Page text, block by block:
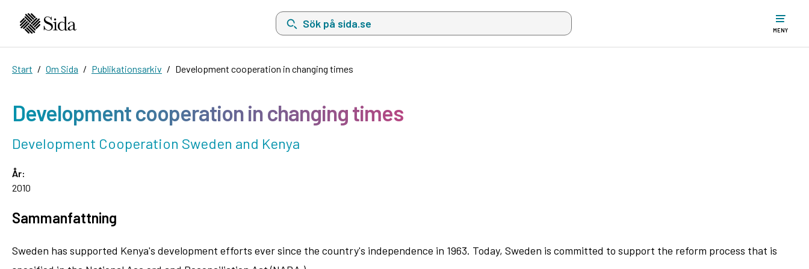
Sök på sida.se, sökförslag kommer att visas i en lista under sökfältet när mer än två tecken har angivits. Piltangenterna uppåt och
MENY
Start Om Sida Publikationsarkiv Development cooperation in changing times
Development cooperation in changing times
Development Cooperation Sweden and Kenya
År:
2010
Sammanfattning
Sweden has supported Kenya's development efforts ever since the country's independence in 1963. Today, Sweden is committed to support the reform process that is